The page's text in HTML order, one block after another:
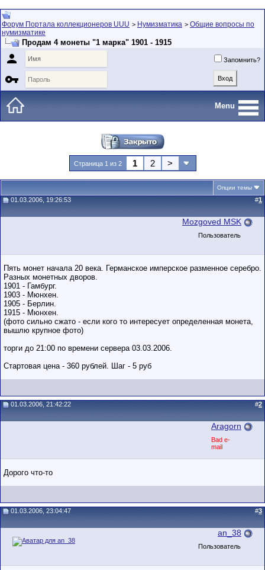
Форум Портала коллекционеров UUU > Нумизматика > Общие вопросы по
нумизматике
Продам 4 монеты "1 марка" 1901 - 1915
 Запомнить?

Menu
Страница 1 из 2 1 2 >
Опции темы
01.03.2006, 19:26:53 #1
Mozgoved MSK
Пользователь
Пять монет начала 20 века. Германское имперское разменное серебро.
Разных монетных дворов.
1901 - Гамбург.
1903 - Мюнхен.
1905 - Берлин.
1915 - Мюнхен.
(фото сильно сжато - если кого то интересует определенная монета,
вышлю крупное фото)
торги до 21:00 по времени сервера 03.03.2006.
Стартовая цена - 360 рублей. Шаг - 5 руб
01.03.2006, 21:42:22 #2
Aragorn
Bad e-
mail
Дорого что-то
01.03.2006, 23:04:47 #3
an_38
Пользователь